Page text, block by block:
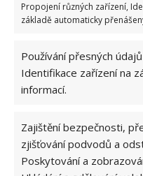
Propojení různých zařízení,
základě automaticky
Používání přesných
Identifikace zařízení na
informací.
Zajištění bezpečnosti,
zjišťování podvodů a
Poskytování a